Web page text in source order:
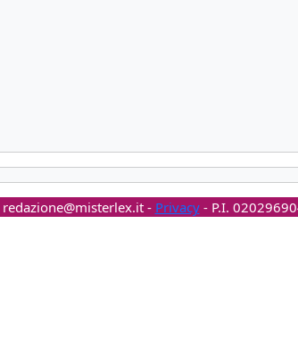
redazione@misterlex.it- Privacy- P.I.